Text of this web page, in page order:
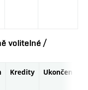
volitelné /
Kredity Ukončení